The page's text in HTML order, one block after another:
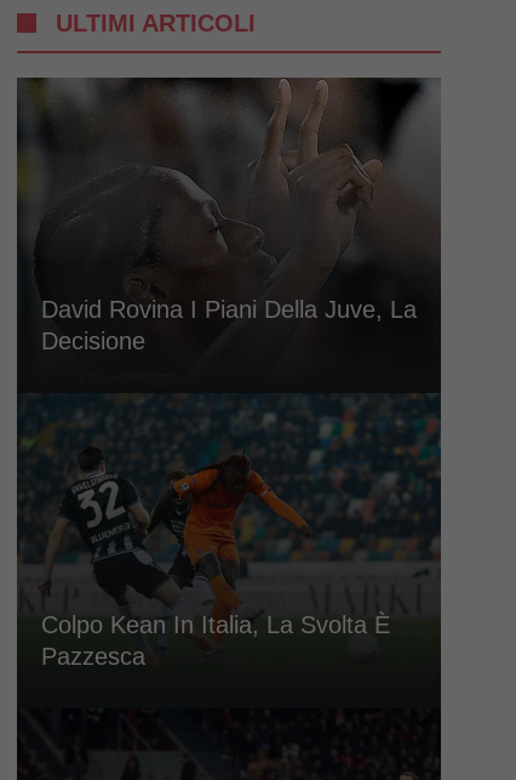
ULTIMI ARTICOLI
David Rovina I Piani Della Juve, La
Decisione
Colpo Kean In Italia, La Svolta È
Pazzesca